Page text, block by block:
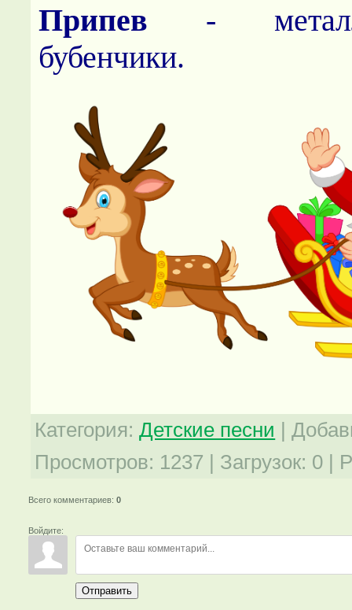
Припев -
бубенчики.
Категория: Детские песни |
Просмотров: 1237 | Загрузок: 0 |
Всего комментариев:0
Войдите:
Отправить